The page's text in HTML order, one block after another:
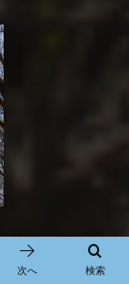
検索
次へ